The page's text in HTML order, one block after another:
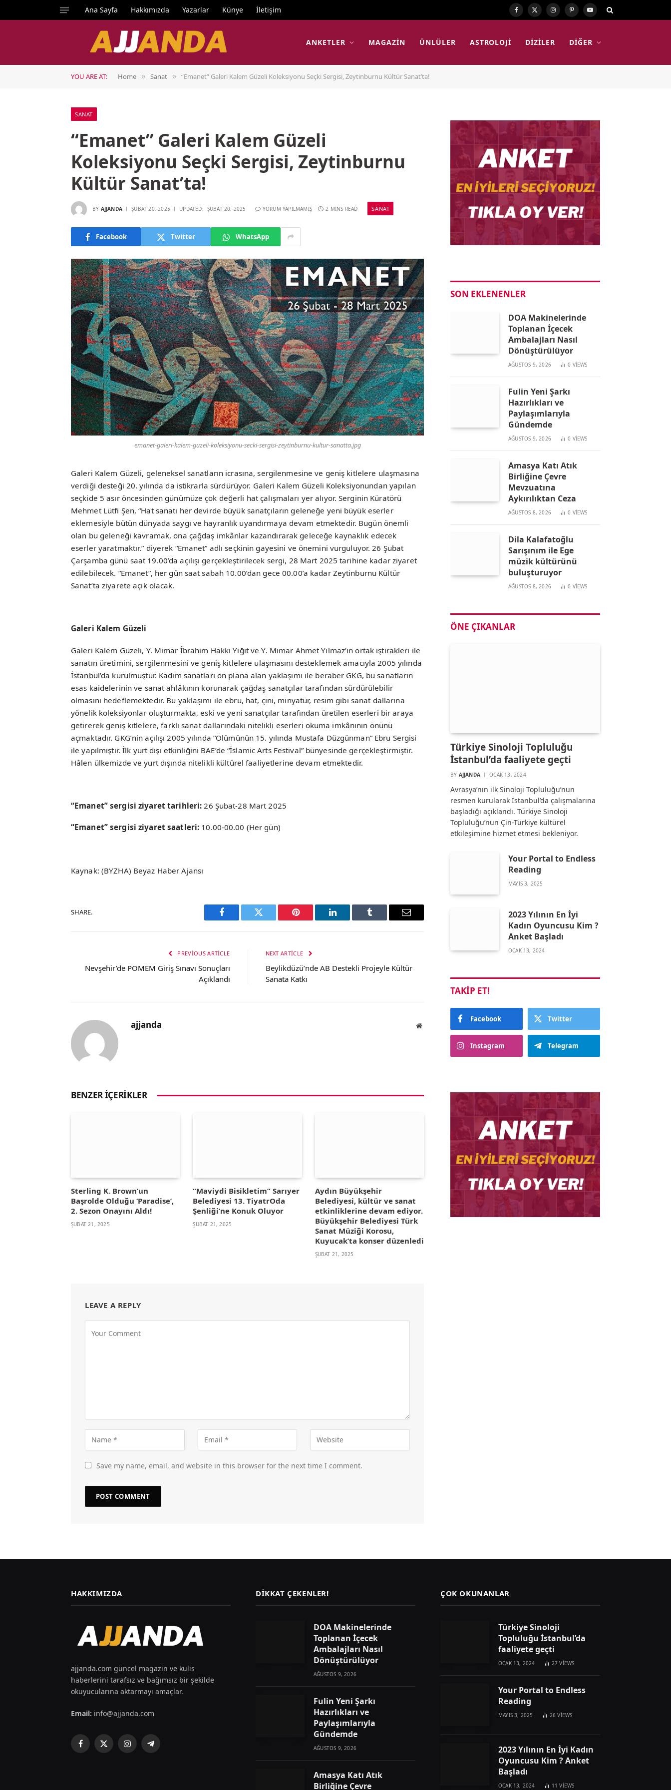
Ana Sayfa Hakkımızda Yazarlar Künye İletişim Facebook
X
Instagram
PinterestYouTube
ANKETLER MAGAZIN ÜNLÜLER ASTROLOJI DIZILER DIĞER
YOU ARE AT: Home » Sanat » “Emanet” Galeri Kalem Güzeli Koleksiyonu Seçki Sergisi, Zeytinburnu Kültür Sanat’ta!
SANAT
“Emanet” Galeri Kalem Güzeli
Koleksiyonu Seçki Sergisi, Zeytinburnu
Kültür Sanat’ta!
BY AJJANDA ŞUBAT 20, 2025 UPDATED: ŞUBAT 20, 2025 YORUM YAPILMAMIŞ 2 MINS READ SANAT
Facebook Twitter WhatsApp
emanet-galeri-kalem-guzeli-koleksiyonu-secki-sergisi-zeytinburnu-kultur-sanatta.jpg
Galeri Kalem Güzeli, geleneksel sanatların icrasına, sergilenmesine ve geniş kitlelere ulaşmasına
verdiği desteği 20. yılında da istikrarla sürdürüyor. Galeri Kalem Güzeli Koleksiyonundan yapılan
seçkide 5 asır öncesinden günümüze çok değerli hat çalışmaları yer alıyor. Serginin Küratörü
Mehmet Lütfi Şen, “Hat sanatı her devirde büyük sanatçıların geleneğe yeni büyük eserler
eklemesiyle bütün dünyada saygı ve hayranlık uyandırmaya devam etmektedir. Bugün önemli
olan bu geleneği kavramak, ona çağdaş imkânlar kazandırarak geleceğe kaynaklık edecek
eserler yaratmaktır.” diyerek “Emanet” adlı seçkinin gayesini ve önemini vurguluyor. 26 Şubat
Çarşamba günü saat 19.00’da açılışı gerçekleştirilecek sergi, 28 Mart 2025 tarihine kadar ziyaret
edilebilecek. “Emanet”, her gün saat sabah 10.00’dan gece 00.00’a kadar Zeytinburnu Kültür
Sanat’ta ziyarete açık olacak.
Galeri Kalem Güzeli
Galeri Kalem Güzeli, Y. Mimar İbrahim Hakkı Yiğit ve Y. Mimar Ahmet Yılmaz’ın ortak iştirakleri ile
sanatın üretimini, sergilenmesini ve geniş kitlelere ulaşmasını desteklemek amacıyla 2005 yılında
İstanbul’da kurulmuştur. Kadim sanatları ön plana alan yaklaşımı ile beraber GKG, bu sanatların
esas kaidelerinin ve sanat ahlâkının korunarak çağdaş sanatçılar tarafından sürdürülebilir
olmasını hedeflemektedir. Bu yaklaşımı ile ebru, hat, çini, minyatür, resim gibi sanat dallarına
yönelik koleksiyonlar oluşturmakta, eski ve yeni sanatçılar tarafından üretilen eserleri bir araya
getirerek geniş kitlelere, farklı sanat dallarındaki nitelikli eserleri okuma imkânının önünü
açmaktadır. GKG’nin açılışı 2005 yılında “Ölümünün 15. yılında Mustafa Düzgünman” Ebru Sergisi
ile yapılmıştır. İlk yurt dışı etkinliğini BAE’de “İslamic Arts Festival” bünyesinde gerçekleştirmiştir.
Hâlen ülkemizde ve yurt dışında nitelikli kültürel faaliyetlerine devam etmektedir.
“Emanet” sergisi ziyaret tarihleri: 26 Şubat-28 Mart 2025
“Emanet” sergisi ziyaret saatleri: 10.00-00.00 (Her gün)
Kaynak: (BYZHA) Beyaz Haber Ajansı
SHARE.
Facebook Twitter Pinterest LinkedIn Tumblr Email
PREVIOUS ARTICLE
Nevşehir’de POMEM Giriş Sınavı Sonuçları
Açıklandı
NEXT ARTICLE
Beylikdüzü’nde AB Destekli Projeyle Kültür
Sanata Katkı
ajjanda Website
BENZER İÇERIKLER
Sterling K. Brown’un
Başrolde Olduğu ‘Paradise’,
2. Sezon Onayını Aldı!
ŞUBAT 21, 2025
“Maviydi Bisikletim” Sarıyer
Belediyesi 13. TiyatrOda
Şenliği’ne Konuk Oluyor
ŞUBAT 21, 2025
Aydın Büyükşehir
Belediyesi, kültür ve sanat
etkinliklerine devam ediyor.
Büyükşehir Belediyesi Türk
Sanat Müziği Korosu,
Kuyucak’ta konser düzenledi
ŞUBAT 21, 2025
LEAVE A REPLY
Save my name, email, and website in this browser for the next time I comment.
SON EKLENENLER
DOA Makinelerinde
Toplanan İçecek
Ambalajları Nasıl
Dönüştürülüyor
AĞUSTOS 9, 2026 0 VIEWS
Fulin Yeni Şarkı
Hazırlıkları ve
Paylaşımlarıyla
Gündemde
AĞUSTOS 9, 2026 0 VIEWS
Amasya Katı Atık
Birliğine Çevre
Mevzuatına
Aykırılıktan Ceza
AĞUSTOS 8, 2026 0 VIEWS
Dila Kalafatoğlu
Sarışınım ile Ege
müzik kültürünü
buluşturuyor
AĞUSTOS 8, 2026 0 VIEWS
ÖNE ÇIKANLAR
Türkiye Sinoloji Topluluğu
İstanbul’da faaliyete geçti
BY AJJANDA OCAK 13, 2024
Avrasya’nın ilk Sinoloji Topluluğu’nun
resmen kurularak İstanbul’da çalışmalarına
başladığı açıklandı. Türkiye Sinoloji
Topluluğu’nun Çin-Türkiye kültürel
etkileşimine hizmet etmesi bekleniyor.
Your Portal to Endless
Reading
MAYIS 3, 2025
2023 Yılının En İyi
Kadın Oyuncusu Kim ?
Anket Başladı
OCAK 13, 2024
TAKIP ET!
Facebook Twitter
Instagram Telegram
HAKKIMIZDA
ajjanda.com güncel magazin ve kulis
haberlerini tarafsız ve bağımsız bir şekilde
okuyucularına aktarmayı amaçlar.
Email: info@ajjanda.com
Facebook
X
InstagramTelegram
DIKKAT ÇEKENLER!
DOA Makinelerinde
Toplanan İçecek
Ambalajları Nasıl
Dönüştürülüyor
AĞUSTOS 9, 2026
Fulin Yeni Şarkı
Hazırlıkları ve
Paylaşımlarıyla
Gündemde
AĞUSTOS 9, 2026
Amasya Katı Atık
Birliğine Çevre
ÇOK OKUNANLAR
Türkiye Sinoloji
Topluluğu İstanbul’da
faaliyete geçti
OCAK 13, 2024 27VIEWS
Your Portal to Endless
Reading
MAYIS 3, 2025 26VIEWS
2023 Yılının En İyi Kadın
Oyuncusu Kim ? Anket
Başladı
OCAK 13, 2024 11VIEWS